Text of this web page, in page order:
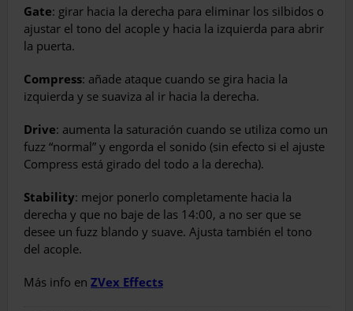
Gate: girar hacia la derecha para eliminar los silbidos o
ajustar el tono del acople y hacia la izquierda para abrir
la puerta.
Compress: añade ataque cuando se gira hacia la
izquierda y se suaviza al ir hacia la derecha.
Drive: aumenta la saturación cuando se utiliza como un
fuzz “normal” y engorda el sonido (sin efecto si el ajuste
Compress está girado del todo a la derecha).
Stability: mejor ponerlo completamente hacia la
derecha y que no baje de las 14:00, a no ser que se
desee un fuzz blando y suave. Ajusta también el tono
del acople.
Más info en ZVex Effects